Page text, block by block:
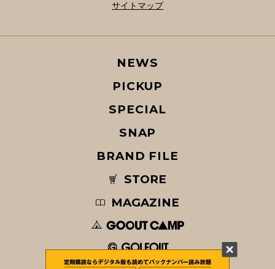
サイトマップ
NEWS
PICKUP
SPECIAL
SNAP
BRAND FILE
STORE
MAGAZINE